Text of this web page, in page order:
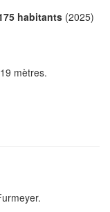
habitants (2025)
mètres.